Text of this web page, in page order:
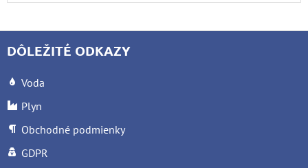
DÔLEŽITÉ ODKAZY
Voda
Plyn
Obchodné podmienky
GDPR